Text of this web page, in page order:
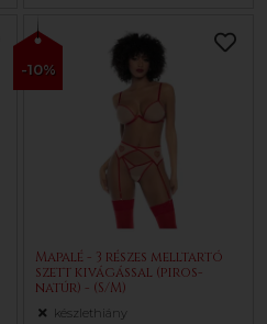
-10%
Mapalé - 3 részes melltartó
szett kivágással (piros-
natúr) - (S/M)
készlethiány